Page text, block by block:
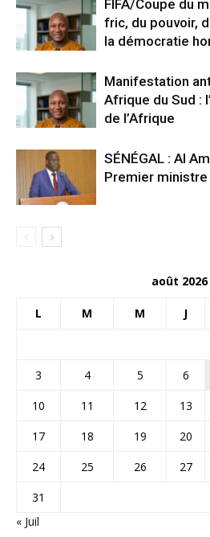
FIFA/Coupe du
fric, du pouvoir,
la démocratie
Manifestation
Afrique du Sud :
de l’Afrique
SÉNÉGAL : Al
Premier ministre
août 2026
L M M J
3
4 5 6
10
11 12 13
17
18 19 20
24
25 26 27
31
« Juil